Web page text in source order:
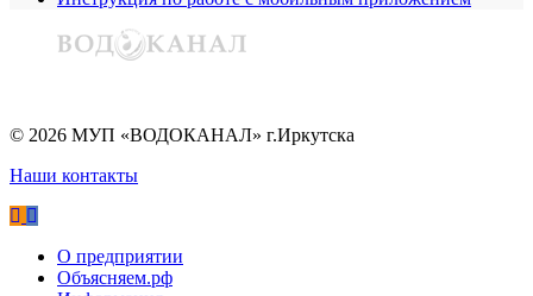
© 2026 МУП «ВОДОКАНАЛ» г.Иркутска
Наши контакты
О предприятии
Объясняем.рф